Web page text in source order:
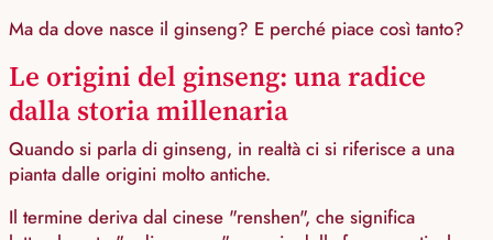
Ma da dove nasce il ginseng? E perché piace così tanto?
Le origini del ginseng: una radice
dalla storia millenaria
Quando si parla di ginseng, in realtà ci si riferisce a una
pianta dalle origini molto antiche.
Il termine deriva dal cinese "renshen", che significa